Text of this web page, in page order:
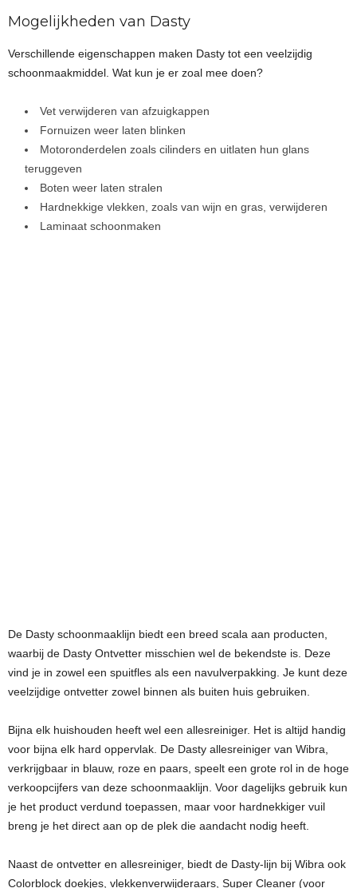
Mogelijkheden van Dasty
Verschillende eigenschappen maken Dasty tot een veelzijdig
schoonmaakmiddel. Wat kun je er zoal mee doen?
Vet verwijderen van afzuigkappen
Fornuizen weer laten blinken
Motoronderdelen zoals cilinders en uitlaten hun glans
teruggeven
Boten weer laten stralen
Hardnekkige vlekken, zoals van wijn en gras, verwijderen
Laminaat schoonmaken
De Dasty schoonmaaklijn biedt een breed scala aan producten,
waarbij de Dasty Ontvetter misschien wel de bekendste is. Deze
vind je in zowel een spuitfles als een navulverpakking. Je kunt deze
veelzijdige ontvetter zowel binnen als buiten huis gebruiken.
Bijna elk huishouden heeft wel een allesreiniger. Het is altijd handig
voor bijna elk hard oppervlak. De Dasty allesreiniger van Wibra,
verkrijgbaar in blauw, roze en paars, speelt een grote rol in de hoge
verkoopcijfers van deze schoonmaaklijn. Voor dagelijks gebruik kun
je het product verdund toepassen, maar voor hardnekkiger vuil
breng je het direct aan op de plek die aandacht nodig heeft.
Naast de ontvetter en allesreiniger, biedt de Dasty-lijn bij Wibra ook
Colorblock doekjes, vlekkenverwijderaars, Super Cleaner (voor